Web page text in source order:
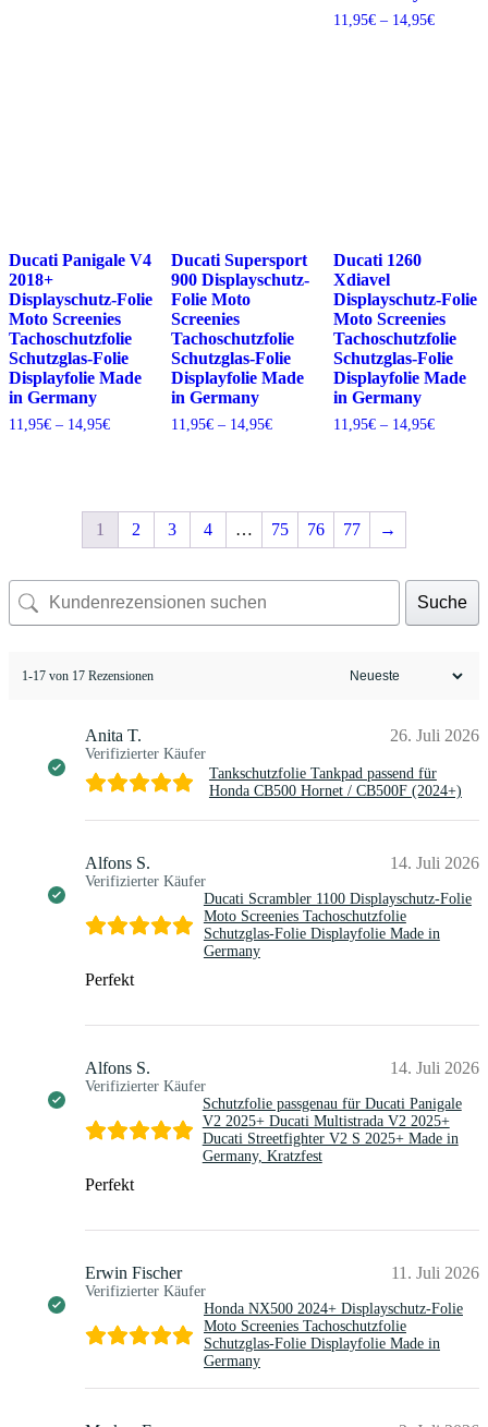
11,95€ – 14,95€
Ducati Panigale V4
2018+
Displayschutz-Folie
Moto Screenies
Tachoschutzfolie
Schutzglas-Folie
Displayfolie Made
in Germany
11,95€ – 14,95€Preisspanne:
Ducati Supersport
900 Displayschutz-
Folie Moto
Screenies
Tachoschutzfolie
Schutzglas-Folie
Displayfolie Made
in Germany
11,95€ – 14,95€Preisspanne:
Ducati 1260
Xdiavel
Displayschutz-Folie
Moto Screenies
Tachoschutzfolie
Schutzglas-Folie
Displayfolie Made
in Germany
11,95€ – 14,95€
1 2 3 4 … 75 76 77 →
Suche
1-17 von 17 Rezensionen
Anita T.
Verifizierter Käufer
26. Juli 2026
Tankschutzfolie Tankpad passend für
Honda CB500 Hornet / CB500F (2024+)
Alfons S.
Verifizierter Käufer
14. Juli 2026
Ducati Scrambler 1100 Displayschutz-Folie
Moto Screenies Tachoschutzfolie
Schutzglas-Folie Displayfolie Made in
Germany
Perfekt
Alfons S.
Verifizierter Käufer
14. Juli 2026
Schutzfolie passgenau für Ducati Panigale
V2 2025+ Ducati Multistrada V2 2025+
Ducati Streetfighter V2 S 2025+ Made in
Germany, Kratzfest
Perfekt
Erwin Fischer
Verifizierter Käufer
11. Juli 2026
Honda NX500 2024+ Displayschutz-Folie
Moto Screenies Tachoschutzfolie
Schutzglas-Folie Displayfolie Made in
Germany